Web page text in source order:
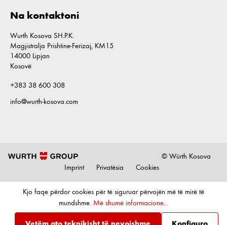
Na kontaktoni
Wurth Kosova SH.P.K.
Magjistralja Prishtine-Ferizaj, KM15
14000 Lipjan
Kosovë
+383 38 600 308
info@wurth-kosova.com
© Würth Kosova
Imprint
Privatësia Cookies
Kjo faqe përdor cookies për të siguruar përvojën më të mirë të
mundshme. Më shumë informacione...
Vetëm ato teknikisht të nevojshme Konfiguro